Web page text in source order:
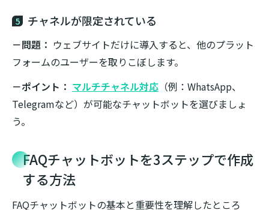
5 チャネルが限定されている
－問題： ウェブサイトだけに導入すると、他のプラット
フォームのユーザーを取りこぼします。
－ポイント： マルチチャネル対応 （例：WhatsApp、
Telegramなど）が可能なチャットボットを選びましょ
う。
FAQチャットボットを3ステップで作成
する方法
FAQチャットボットの基本と重要性を理解したところ